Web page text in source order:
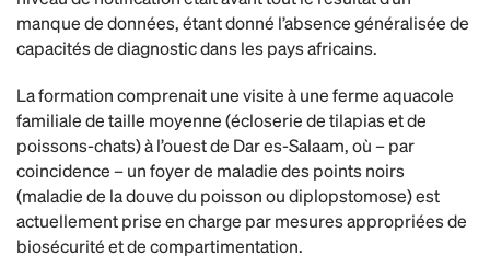
manque de données, étant donné l’absence généralisée de
capacités de diagnostic dans les pays africains.
La formation comprenait une visite à une ferme aquacole
familiale de taille moyenne (écloserie de tilapias et de
poissons-chats) à l’ouest de Dar es-Salaam, où – par
coincidence – un foyer de maladie des points noirs
(maladie de la douve du poisson ou diplopstomose) est
actuellement prise en charge par mesures appropriées de
biosécurité et de compartimentation.